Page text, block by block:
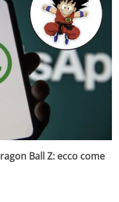
Ball Z: ecco come